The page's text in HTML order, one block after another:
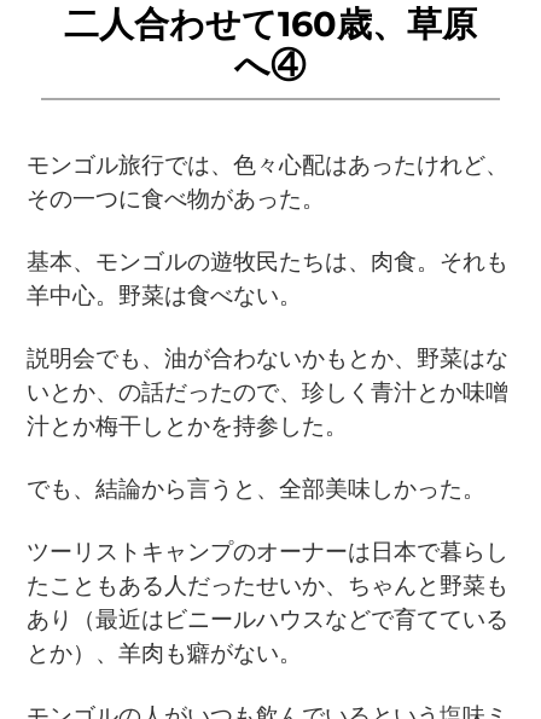
二人合わせて160歳、草原
へ④
モンゴル旅行では、色々心配はあったけれど、
その一つに食べ物があった。
基本、モンゴルの遊牧民たちは、肉食。それも
羊中心。野菜は食べない。
説明会でも、油が合わないかもとか、野菜はな
いとか、の話だったので、珍しく青汁とか味噌
汁とか梅干しとかを持参した。
でも、結論から言うと、全部美味しかった。
ツーリストキャンプのオーナーは日本で暮らし
たこともある人だったせいか、ちゃんと野菜も
あり（最近はビニールハウスなどで育てている
とか）、羊肉も癖がない。